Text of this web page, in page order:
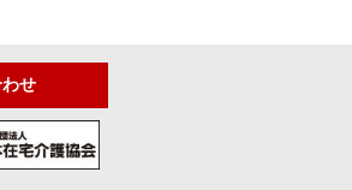
せ